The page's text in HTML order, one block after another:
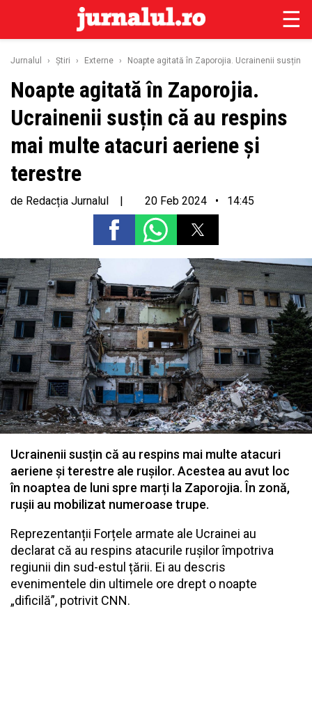
☰
Jurnalul › Ştiri › Externe › Noapte agitată în Zaporojia. Ucrainenii susțin
Noapte agitată în Zaporojia.
Ucrainenii susțin că au respins
mai multe atacuri aeriene și
terestre
de Redacția Jurnalul | 20 Feb 2024 • 14:45
Ucrainenii susțin că au respins mai multe atacuri
aeriene și terestre ale rușilor. Acestea au avut loc
în noaptea de luni spre marți la Zaporojia. În zonă,
rușii au mobilizat numeroase trupe.
Reprezentanții Forțele armate ale Ucrainei au
declarat că au respins atacurile rușilor împotriva
regiunii din sud-estul țării. Ei au descris
evenimentele din ultimele ore drept o noapte
„dificilă”, potrivit CNN.